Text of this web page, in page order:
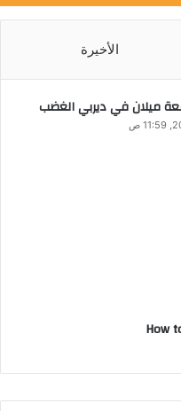
الأخيرة
ميلان في ديربي الغضب
How